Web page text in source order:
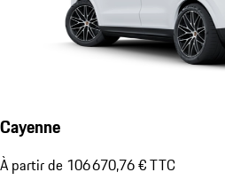
Cayenne
À partir de 106 670,76 € TTC